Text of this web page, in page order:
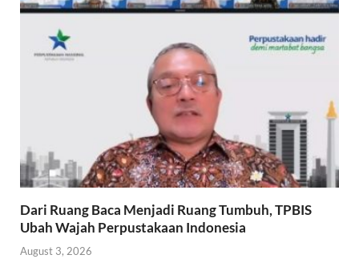
Dari Ruang Baca Menjadi Ruang Tumbuh, TPBIS
Ubah Wajah Perpustakaan Indonesia
August 3, 2026